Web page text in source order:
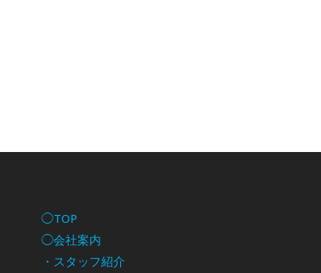
◯TOP
◯会社案内
・スタッフ紹介